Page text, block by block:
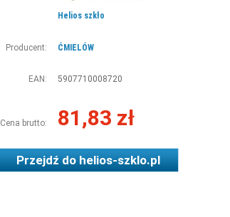
Helios szkło
Producent: ĆMIELÓW
EAN: 5907710008720
Cena brutto: 81,83 zł
Przejdź dohelios-szklo.pl